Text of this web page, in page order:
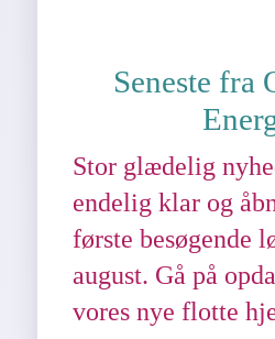
Seneste fra
Stor glædelig
endelig klar og
første besøgende
august. Gå på
vores nye flotte